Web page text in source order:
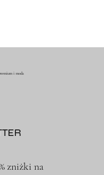
i moda
zniżki na